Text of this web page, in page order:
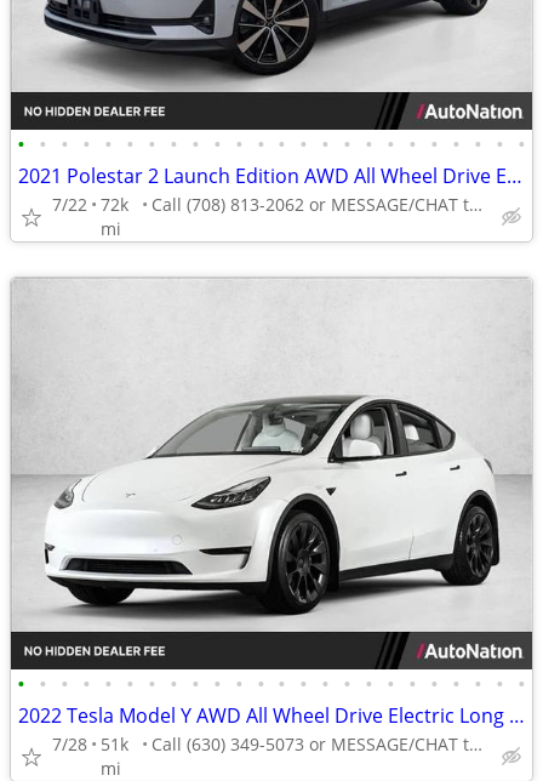
• • • • • • • • • • • • • • • • • • • • • • • •
2021 Polestar 2 Launch Edition AWD All Wheel Drive Electric AUTONATION
7/22 72k
mi
Call (708) 813-2062 or MESSAGE/CHAT to confirm availability
• • • • • • • • • • • • • • • • • • • • • • • •
2022 Tesla Model Y AWD All Wheel Drive Electric Long Range SUV
7/28
51k
mi
Call (630) 349-5073 or MESSAGE/CHAT to confirm availability